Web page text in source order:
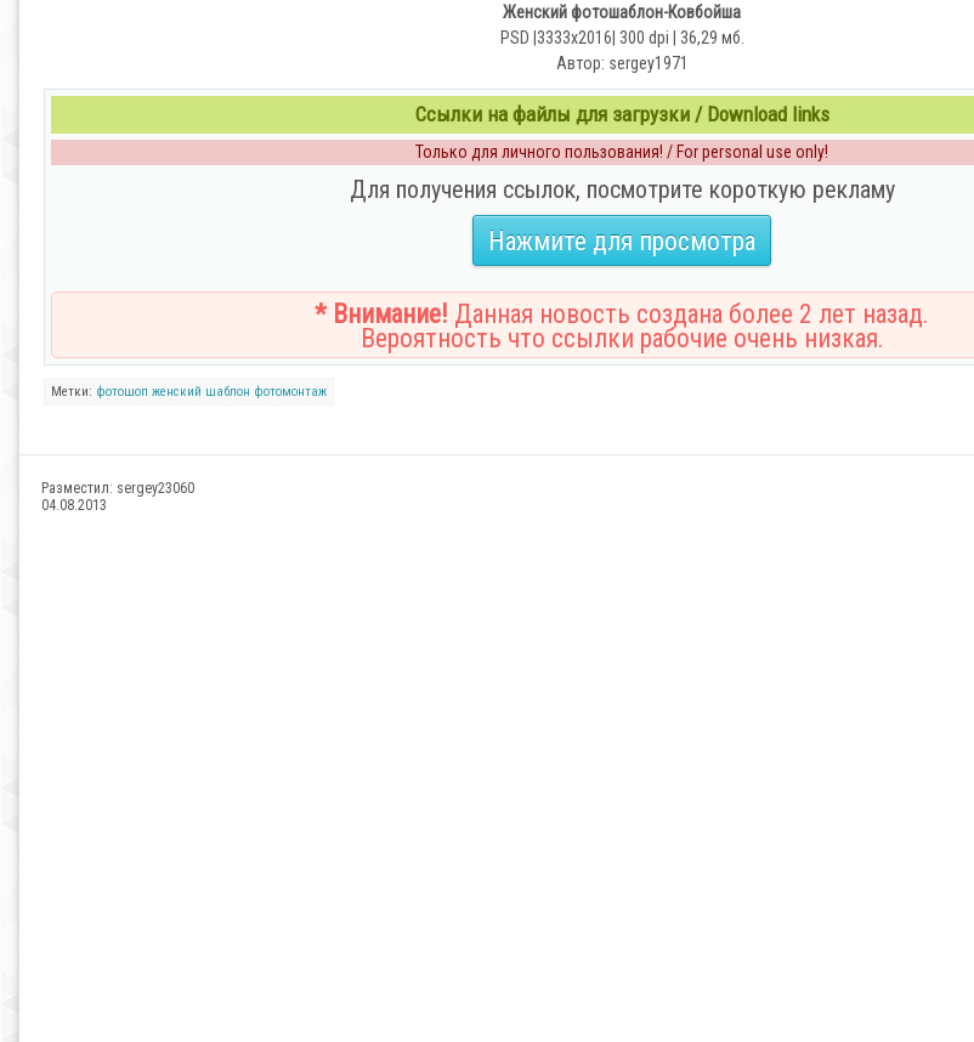
Женский фотошаблон-Ковбойша
PSD |3333x2016| 300 dpi | 36,29 мб.
Автор: sergey1971
Ссылки на файлы для загрузки / Download links
Только для личного пользования! / For personal use only!
Для получения ссылок, посмотрите короткую рекламу
Нажмите для просмотра
* Внимание! Данная новость создана более 2 лет назад.
Вероятность что ссылки рабочие очень низкая.
Метки: фотошоп женский шаблон фотомонтаж
Разместил: sergey23060
04.08.2013